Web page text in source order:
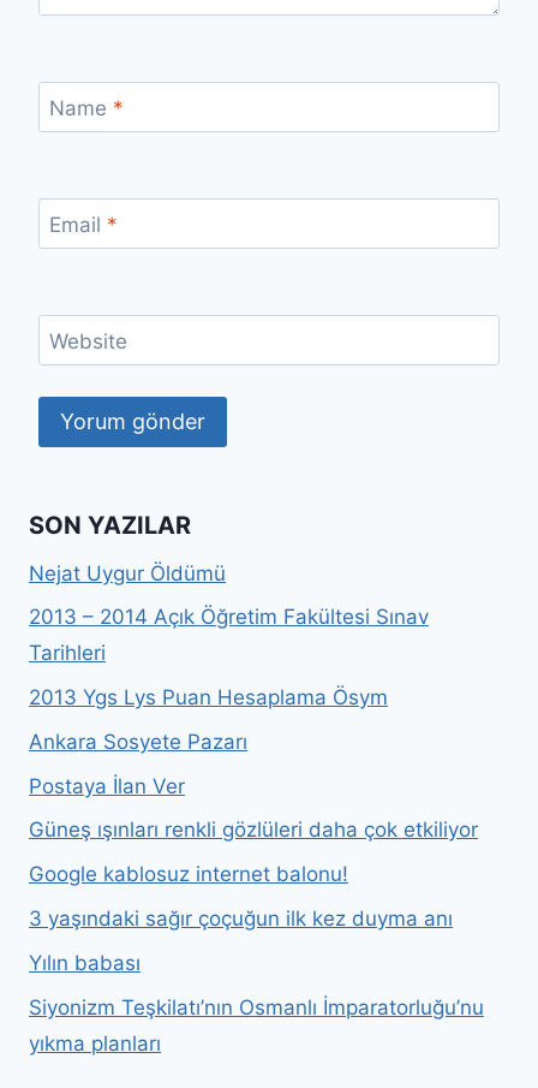
Name *
Email *
Website
SON YAZILAR
Nejat Uygur Öldümü
2013 – 2014 Açık Öğretim Fakültesi Sınav
Tarihleri
2013 Ygs Lys Puan Hesaplama Ösym
Ankara Sosyete Pazarı
Postaya İlan Ver
Güneş ışınları renkli gözlüleri daha çok etkiliyor
Google kablosuz internet balonu!
3 yaşındaki sağır çoçuğun ilk kez duyma anı
Yılın babası
Siyonizm Teşkilatı’nın Osmanlı İmparatorluğu’nu
yıkma planları